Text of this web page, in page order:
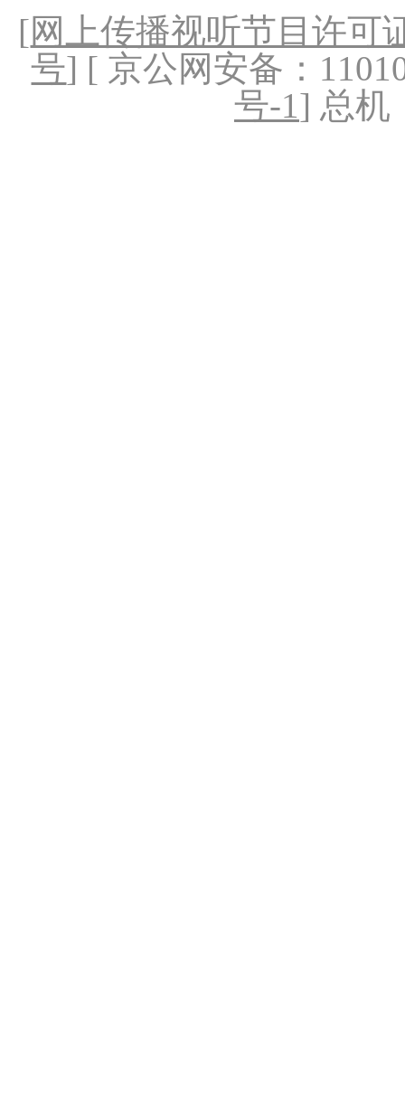
[网上传播视听节目许可
号] [ 京公网安备：
号-1] 总机